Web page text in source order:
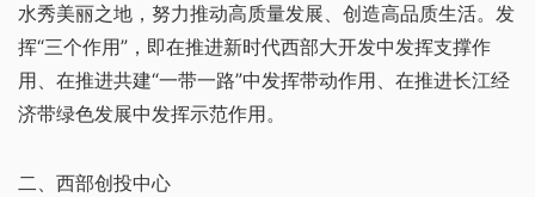
水秀美丽之地，努力推动高质量发展、创造高品质生活。发
挥“三个作用”，即在推进新时代西部大开发中发挥支撑作
用、在推进共建“一带一路”中发挥带动作用、在推进长江经
济带绿色发展中发挥示范作用。
二、西部创投中心